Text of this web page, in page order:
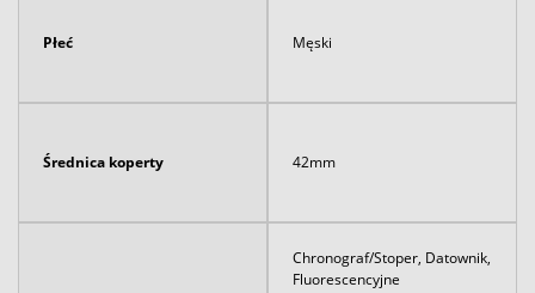
Płeć Męski
Średnica koperty 42mm
Chronograf/Stoper, Datownik,
Fluorescencyjne